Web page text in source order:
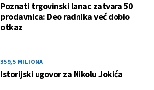
Poznati trgovinski lanac zatvara 50
prodavnica: Deo radnika već dobio
otkaz
359,5 MILIONA
Istorijski ugovor za Nikolu Jokića